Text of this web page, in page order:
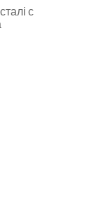
с